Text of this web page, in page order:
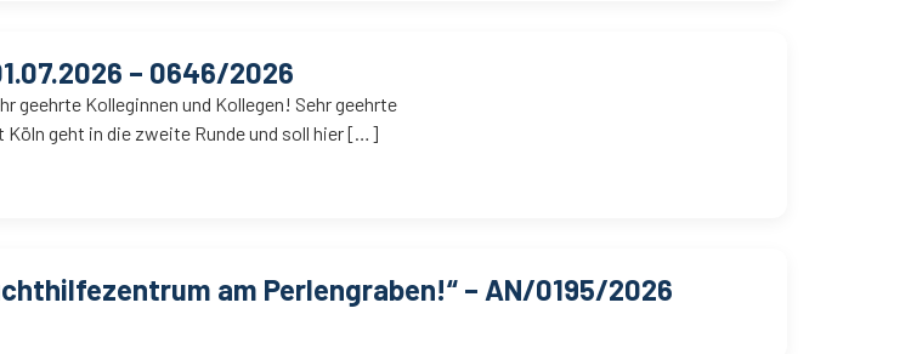
– 0646/2026
geehrte Kolleginnen und Kollegen! Sehr geehrte
geht in die zweite Runde und soll hier […]
am Perlengraben!“ – AN/0195/2026